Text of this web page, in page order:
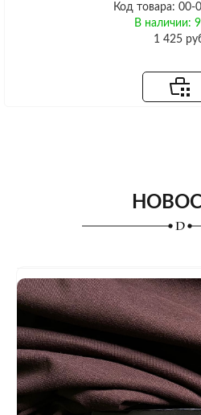
Код товара: 00-
В наличии:
1 425